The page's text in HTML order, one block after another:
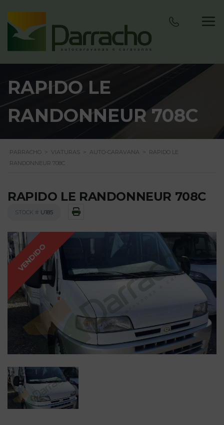
RAPIDO LE
RANDONNEUR 708C
PARRACHO > VIATURAS > AUTO-CARAVANA >
RAPIDO LE
RANDONNEUR 708C
RAPIDO LE RANDONNEUR 708C
STOCK # U185
VENDIDO